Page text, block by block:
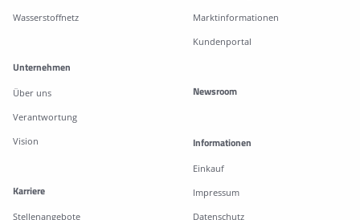
Wasserstoffnetz
Marktinformationen
Kundenportal
Unternehmen
Über uns
Verantwortung
Vision
Karriere
Stellenangebote
Newsroom
Informationen
Einkauf
Impressum
Datenschutz